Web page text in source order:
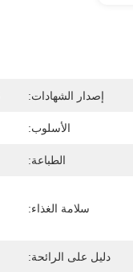
إصدار الشهادات:
الأسلوب:
الطباعة:
سلامة الغذاء:
دليل على الرائحة: